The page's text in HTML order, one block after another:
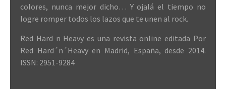
colores, nunca mejor dicho… Y ojalá el tiempo no
logre romper todos los lazos que te unen al rock.
Red Hard n Heavy es una revista online editada Por
Red Hard´n´Heavy en Madrid, España, desde 2014.
ISSN: 2951-9284